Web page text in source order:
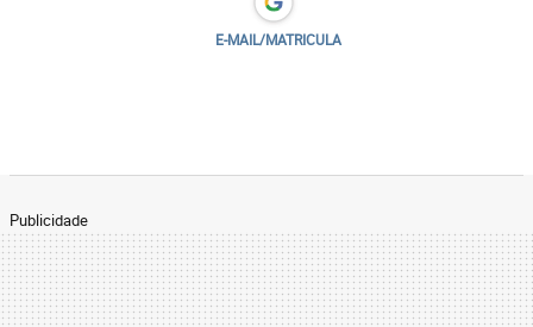
E-MAIL/MATRICULA
Publicidade